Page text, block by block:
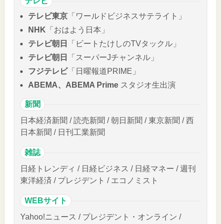
テレビ東京 「ワールドビジネスサテライト」
NHK 「おはよう日本」
テレビ朝日
「ビートたけしのTVタックル」
テレビ朝日
「スーパーJチャンネル」
フジテレビ「日曜報道PRIME」
ABEMA、ABEMA Prime スタジオ生出演
新聞
日本経済新聞 / 読売新聞 / 朝日新聞 / 東京新聞 / 西
日本新聞 / 日刊工業新聞
雑誌
日経トレンディ / 日経ビジネス / 日経マネー / 週刊
東洋経済 / プレジデント / エコノミスト
WEBサイト
Yahoo!ニュース / プレジデント・オンライン /